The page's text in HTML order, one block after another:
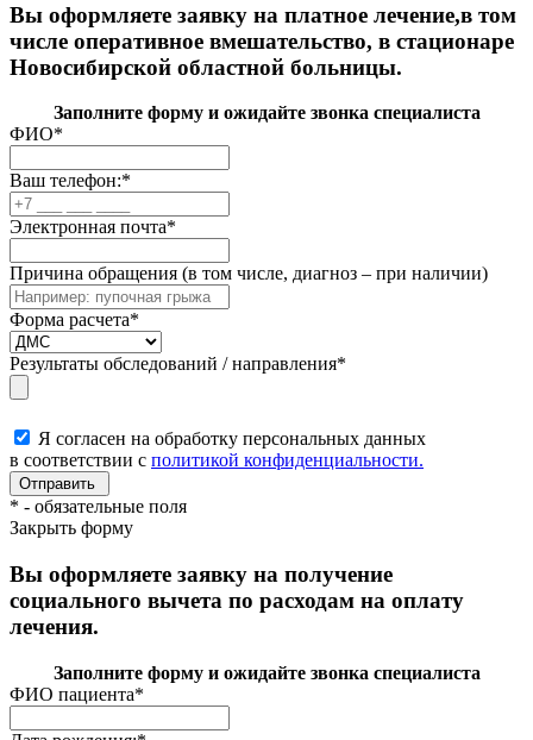
Вы оформляете заявку на платное лечение,в том
числе оперативное вмешательство, в стационаре
Новосибирской областной больницы.
Заполните форму и ожидайте звонка специалиста
ФИО*
Ваш телефон:*
Электронная почта*
Причина обращения (в том числе, диагноз – при наличии)
Форма расчета*
Результаты обследований / направления*
Я согласен на обработку персональных данных
в соответствии с политикой конфиденциальности.
* - обязательные поля
Закрыть форму
Вы оформляете заявку на получение
социального вычета по расходам на оплату
лечения.
Заполните форму и ожидайте звонка специалиста
ФИО пациента*